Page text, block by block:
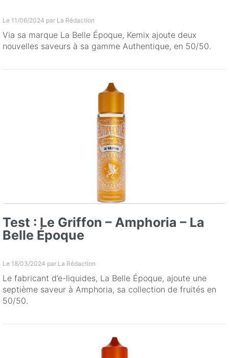
Le 11/06/2024 par La Rédaction
Via sa marque La Belle Époque, Kemix ajoute deux
nouvelles saveurs à sa gamme Authentique, en 50/50.
Test : Le Griffon – Amphoria – La
Belle Époque
Le 18/03/2024 par La Rédaction
Le fabricant d’e-liquides, La Belle Époque, ajoute une
septième saveur à Amphoria, sa collection de fruités en
50/50.